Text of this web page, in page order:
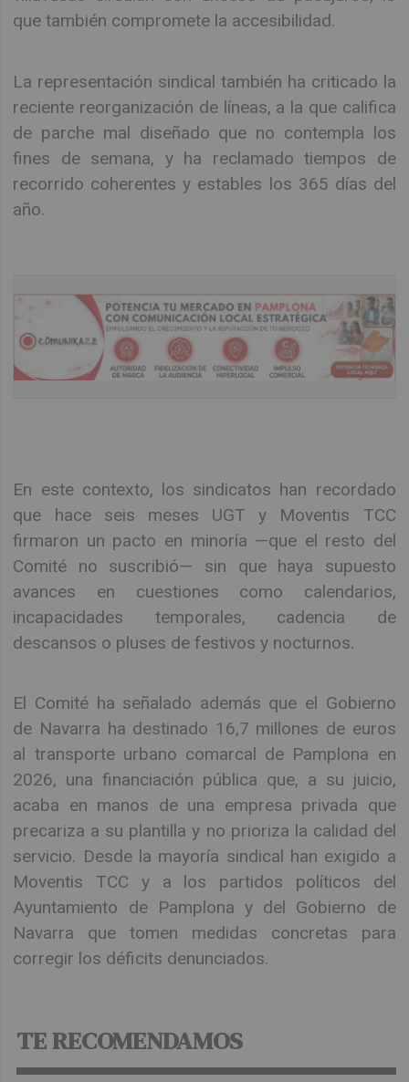
que también compromete la accesibilidad.
La representación sindical también ha criticado la
reciente reorganización de líneas, a la que califica
de parche mal diseñado que no contempla los
fines de semana, y ha reclamado tiempos de
recorrido coherentes y estables los 365 días del
año.
En este contexto, los sindicatos han recordado
que hace seis meses UGT y Moventis TCC
firmaron un pacto en minoría —que el resto del
Comité no suscribió— sin que haya supuesto
avances en cuestiones como calendarios,
incapacidades temporales, cadencia de
descansos o pluses de festivos y nocturnos.
El Comité ha señalado además que el Gobierno
de Navarra ha destinado 16,7 millones de euros
al transporte urbano comarcal de Pamplona en
2026, una financiación pública que, a su juicio,
acaba en manos de una empresa privada que
precariza a su plantilla y no prioriza la calidad del
servicio. Desde la mayoría sindical han exigido a
Moventis TCC y a los partidos políticos del
Ayuntamiento de Pamplona y del Gobierno de
Navarra que tomen medidas concretas para
corregir los déficits denunciados.
TE RECOMENDAMOS